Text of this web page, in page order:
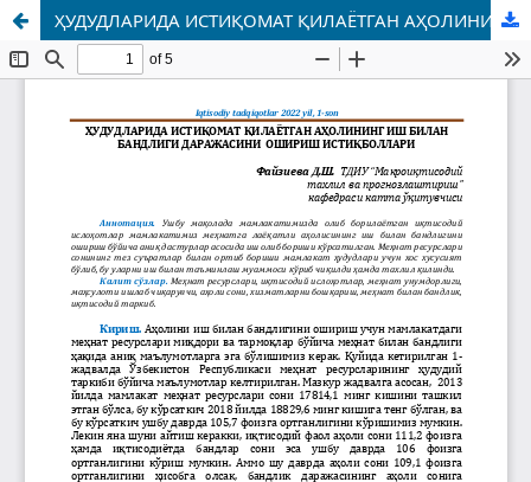
ҲУДУДЛАРИДА ИСТИҚОМАТ ҚИЛАЁТГАН АҲОЛИНИНГ ИШ БИЛАН БАНДЛИГИ ДАРАЖАСИНИ ОШИРИШ ИСТИҚБОЛЛАРИ